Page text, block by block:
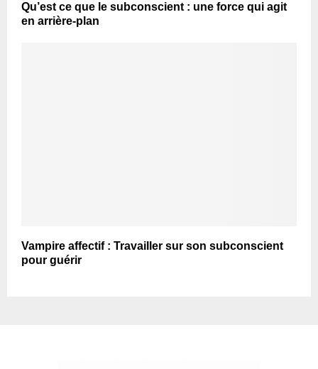
Qu’est ce que le subconscient : une force qui agit
en arrière-plan
Vampire affectif : Travailler sur son subconscient
pour guérir